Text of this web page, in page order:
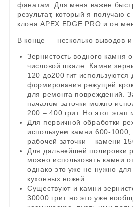
фанатам. Для меня важен
результат, который я получаю
клона APEX EDGE PRO и он
В конце — несколько выводов и
Зернистость водного камня
числовой шкале. Камни
120 до200 гит используются
формирования режущей
для ремонта повреждений.
началом заточки можно
200 – 400 грит. Но этот этап
Для первичной обработки
используем камни 600-
рабочей заточки – камени
Для дальнейшей полировки
можно использовать камни
однако это уже не нужно
кухонных ножей.
Существуют и камни
30000 грит, но это уже